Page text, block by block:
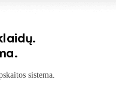
sistema.